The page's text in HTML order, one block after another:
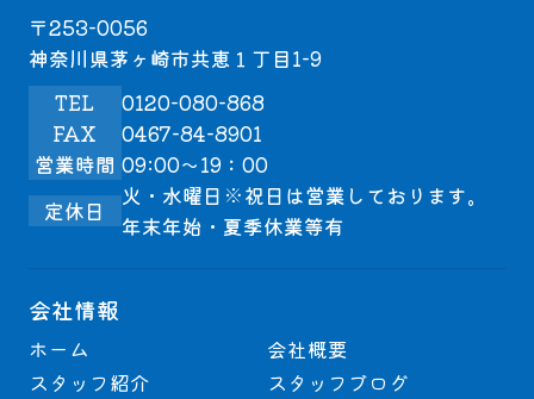
〒253-0056
神奈川県茅ヶ崎市共恵１丁目1-9
TEL
0120-080-868
FAX
0467-84-8901
営業時間 09:00～19：00
定休日
火・水曜日※祝日は営業しております。
年末年始・夏季休業等有
会社情報
ホーム
会社概要
スタッフ紹介
スタッフブログ